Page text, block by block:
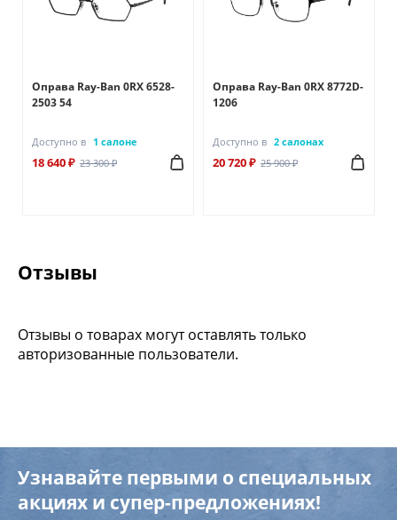
Оправа Ray-Ban 0RX 6528-
2503 54
Доступно в 1 салоне
18 640 ₽ 23 300 ₽
Оправа Ray-Ban 0RX 8772D-
1206
Доступно в 2 салонах
20 720 ₽ 25 900 ₽
Отзывы
Отзывы о товарах могут оставлять только
авторизованные пользователи.
Узнавайте первыми о специальных
акциях и супер-предложениях!